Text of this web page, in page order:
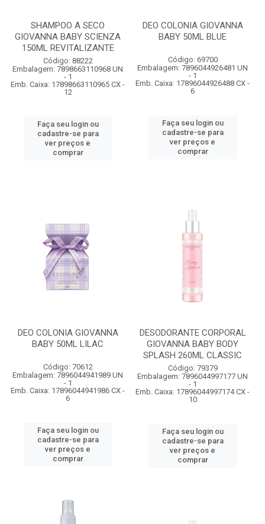
SHAMPOO A SECO
GIOVANNA BABY SCIENZA
150ML REVITALIZANTE
Código: 88222
Embalagem: 7898663110968 UN
- 1
Emb. Caixa: 17898663110965 CX -
12
Faça seu login ou
cadastre-se para
ver preços e
comprar
DEO COLONIA GIOVANNA
BABY 50ML BLUE
Código: 69700
Embalagem: 7896044926481 UN
- 1
Emb. Caixa: 17896044926488 CX -
6
Faça seu login ou
cadastre-se para
ver preços e
comprar
DEO COLONIA GIOVANNA
BABY 50ML LILAC
Código: 70612
Embalagem: 7896044941989 UN
- 1
Emb. Caixa: 17896044941986 CX -
6
Faça seu login ou
cadastre-se para
ver preços e
comprar
DESODORANTE CORPORAL
GIOVANNA BABY BODY
SPLASH 260ML CLASSIC
Código: 79379
Embalagem: 7896044997177 UN
- 1
Emb. Caixa: 17896044997174 CX -
10
Faça seu login ou
cadastre-se para
ver preços e
comprar